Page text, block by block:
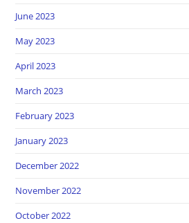
June 2023
May 2023
April 2023
March 2023
February 2023
January 2023
December 2022
November 2022
October 2022